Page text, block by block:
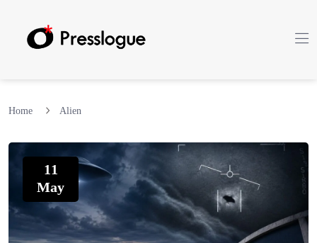
Home Alien
11
May